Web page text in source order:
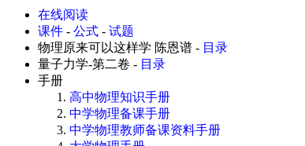
在线阅读
课件 - 公式 - 试题
物理原来可以这样学 陈恩谱 - 目录
量子力学-第二卷 - 目录
手册
高中物理知识手册
中学物理备课手册
中学物理教师备课资料手册